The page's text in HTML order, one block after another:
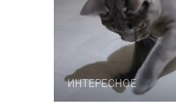
ИНТЕРЕСНОЕ